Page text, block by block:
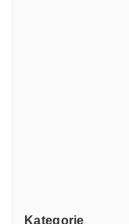
Kategorie